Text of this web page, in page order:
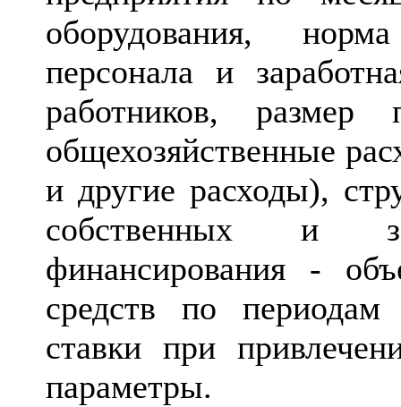
оборудования,
персонала и
работников, размер
общехозяйственные
и другие расходы),
собственных и
финансирования -
средств по периодам
ставки при
параметры.